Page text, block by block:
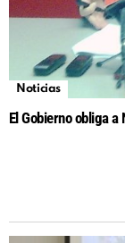
Noticias
El Gobierno obliga